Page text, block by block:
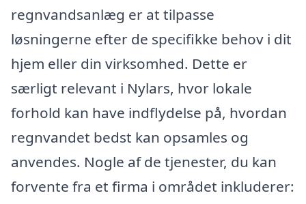
regnvandsanlæg er at tilpasse
løsningerne efter de specifikke behov i dit
hjem eller din virksomhed. Dette er
særligt relevant i Nylars, hvor lokale
forhold kan have indflydelse på, hvordan
regnvandet bedst kan opsamles og
anvendes. Nogle af de tjenester, du kan
forvente fra et firma i området inkluderer: